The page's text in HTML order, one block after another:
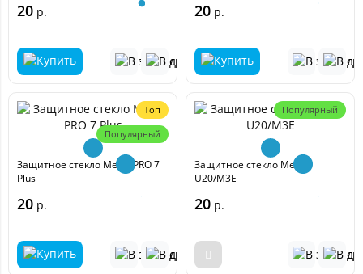
20 р. 20 р.
Топ
Популярный
Защитное стекло Meizu PRO 7
Plus
20 р.
Популярный
Защитное стекло Meizu
U20/M3E
20 р.